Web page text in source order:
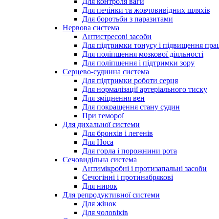
Для печінки та жовчовивідних шляхів
Для боротьби з паразитами
Нервова система
Антистресові засоби
Для підтримки тонусу і підвищення
Для поліпшення мозкової діяльності
Для поліпшення і підтримки зору
Серцево-судинна система
Для підтримки роботи серця
Для нормалізації артеріального тиску
Для зміцнення вен
Для покращення стану судин
При геморої
Для дихальної системи
Для бронхів і легенів
Для Носа
Для горла і порожнини рота
Сечовидільна система
Антимікробні і протизапальні засоби
Сечогінні і протинабрякові
Для нирок
Для репродуктивної системи
Для жінок
Для чоловіків